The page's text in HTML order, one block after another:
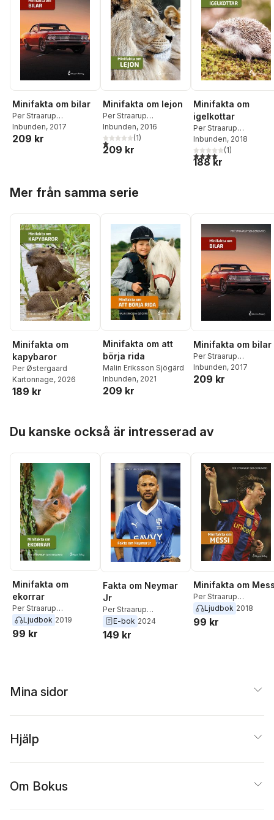
Minifakta om bilar
Per Straarup
Søndergaard
Inbunden, 2017
209 kr
Minifakta om lejon
Per Straarup
Søndergaard
Inbunden, 2016
1,0utav 5 stjärnor. Totalt antal röster:
(1)
209 kr
Minifakta om
igelkottar
Per Straarup
Søndergaard
Inbunden, 2018
4,0utav 5 stjärnor.
(1)
188 kr
Mer från samma serie
Minifakta om
kapybaror
Per Østergaard
Kartonnage, 2026
189 kr
Minifakta om att
börja rida
Malin Eriksson Sjögärd
Inbunden, 2021
209 kr
Minifakta om bilar
Per Straarup
Søndergaard
Inbunden, 2017
209 kr
Du kanske också är intresserad av
Minifakta om
ekorrar
Per Straarup
Søndergaard
Ljudbok 2019
99 kr
Fakta om Neymar
Jr
Per Straarup
Søndergaard
E-bok 2024
149 kr
Minifakta om
Per Straarup
Søndergaard
Ljudbok 2018
99 kr
Mina sidor
Hjälp
Om Bokus